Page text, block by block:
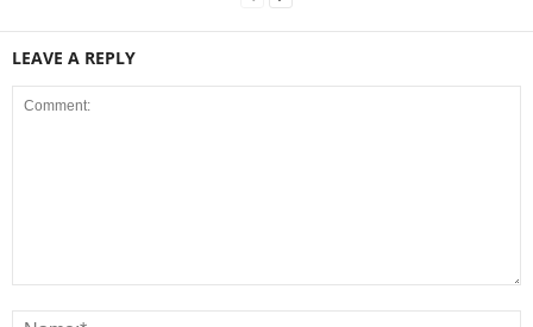
LEAVE A REPLY